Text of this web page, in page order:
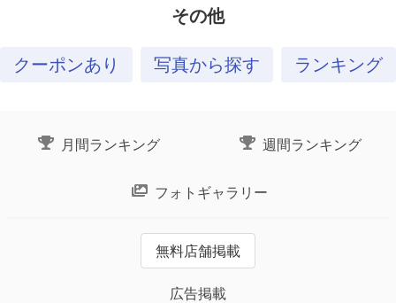
その他
クーポンあり 写真から探す ランキング
月間ランキング 週間ランキング
フォトギャラリー
無料店舗掲載
広告掲載